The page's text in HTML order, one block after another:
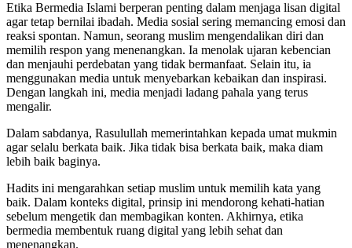
Etika Bermedia Islami berperan penting dalam menjaga lisan digital
agar tetap bernilai ibadah. Media sosial sering memancing emosi dan
reaksi spontan. Namun, seorang muslim mengendalikan diri dan
memilih respon yang menenangkan. Ia menolak ujaran kebencian
dan menjauhi perdebatan yang tidak bermanfaat. Selain itu, ia
menggunakan media untuk menyebarkan kebaikan dan inspirasi.
Dengan langkah ini, media menjadi ladang pahala yang terus
mengalir.
Dalam sabdanya, Rasulullah memerintahkan kepada umat mukmin
agar selalu berkata baik. Jika tidak bisa berkata baik, maka diam
lebih baik baginya.
Hadits ini mengarahkan setiap muslim untuk memilih kata yang
baik. Dalam konteks digital, prinsip ini mendorong kehati-hatian
sebelum mengetik dan membagikan konten. Akhirnya, etika
bermedia membentuk ruang digital yang lebih sehat dan
menenangkan.